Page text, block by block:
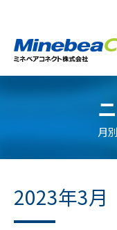
月別
2023年3月